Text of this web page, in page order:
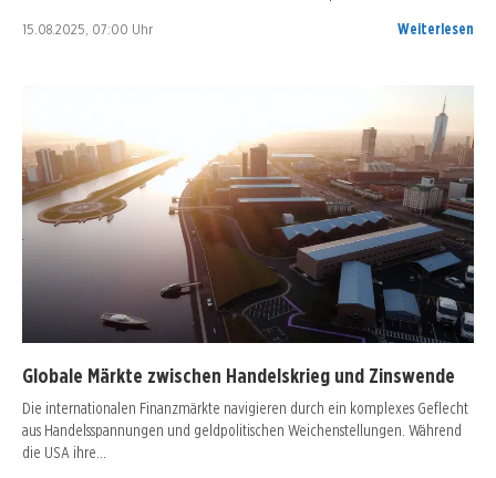
15.08.2025, 07:00 Uhr Weiterlesen
Globale Märkte zwischen Handelskrieg und Zinswende
Die internationalen Finanzmärkte navigieren durch ein komplexes Geflecht
aus Handelsspannungen und geldpolitischen Weichenstellungen. Während
die USA ihre…